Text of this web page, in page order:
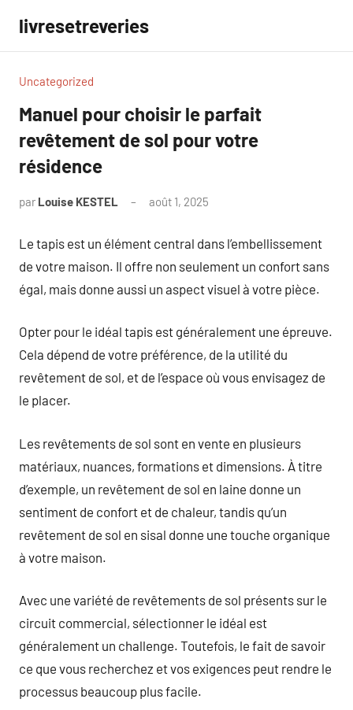
contenu
livresetreveries
Uncategorized
Manuel pour choisir le parfait
revêtement de sol pour votre
résidence
par Louise KESTEL août 1, 2025
Le tapis est un élément central dans l’embellissement
de votre maison. Il offre non seulement un confort sans
égal, mais donne aussi un aspect visuel à votre pièce.
Opter pour le idéal tapis est généralement une épreuve.
Cela dépend de votre préférence, de la utilité du
revêtement de sol, et de l’espace où vous envisagez de
le placer.
Les revêtements de sol sont en vente en plusieurs
matériaux, nuances, formations et dimensions. À titre
d’exemple, un revêtement de sol en laine donne un
sentiment de confort et de chaleur, tandis qu’un
revêtement de sol en sisal donne une touche organique
à votre maison.
Avec une variété de revêtements de sol présents sur le
circuit commercial, sélectionner le idéal est
généralement un challenge. Toutefois, le fait de savoir
ce que vous recherchez et vos exigences peut rendre le
processus beaucoup plus facile.